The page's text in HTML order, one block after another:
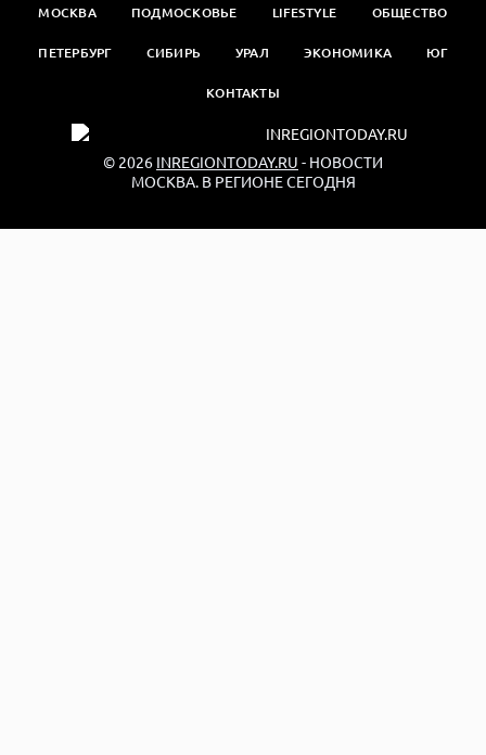
МОСКВА ПОДМОСКОВЬЕ LIFESTYLE ОБЩЕСТВО
ПЕТЕРБУРГ СИБИРЬ УРАЛ ЭКОНОМИКА ЮГ
КОНТАКТЫ
© 2026 INREGIONTODAY.RU - НОВОСТИ
МОСКВА. В РЕГИОНЕ СЕГОДНЯ